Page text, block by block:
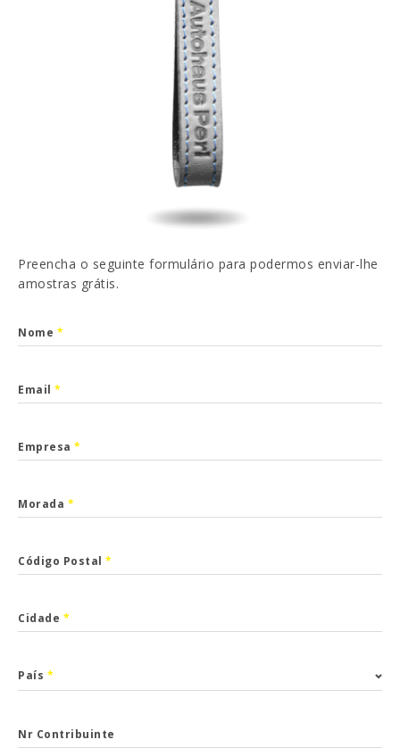
FR ES
Preencha o seguinte formulário para podermos enviar-lhe
amostras grátis.
Nome *
Email *
Empresa *
Morada *
Código Postal *
Cidade *
País *
Nr Contribuinte
Política de Privacidade